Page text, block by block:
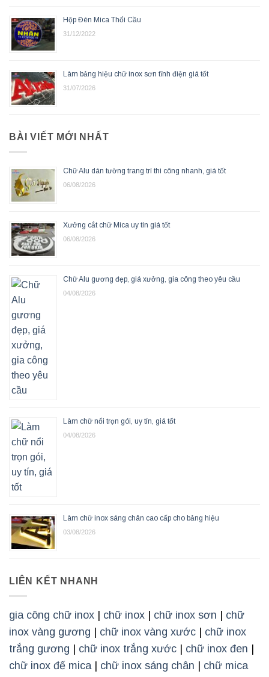
Hộp Đèn Mica Thổi Cầu
31/12/2022
Làm bảng hiệu chữ inox sơn tĩnh điện giá tốt
31/07/2026
BÀI VIẾT MỚI NHẤT
Chữ Alu dán tường trang trí thi công nhanh, giá tốt
06/08/2026
Xưởng cắt chữ Mica uy tín giá tốt
06/08/2026
Chữ Alu gương đẹp, giá xưởng, gia công theo yêu cầu
04/08/2026
Làm chữ nổi trọn gói, uy tín, giá tốt
04/08/2026
Làm chữ inox sáng chân cao cấp cho bảng hiệu
03/08/2026
LIÊN KẾT NHANH
gia công chữ inox | chữ inox | chữ inox sơn | chữ
inox vàng gương | chữ inox vàng xước | chữ inox
trắng gương | chữ inox trắng xước | chữ inox đen |
chữ inox đế mica | chữ inox sáng chân | chữ mica